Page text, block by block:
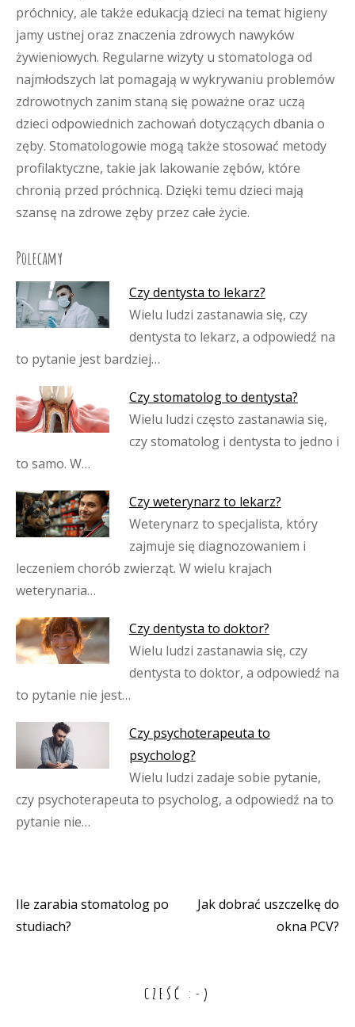
próchnicy, ale także edukacją dzieci na temat higieny
jamy ustnej oraz znaczenia zdrowych nawyków
żywieniowych. Regularne wizyty u stomatologa od
najmłodszych lat pomagają w wykrywaniu problemów
zdrowotnych zanim staną się poważne oraz uczą
dzieci odpowiednich zachowań dotyczących dbania o
zęby. Stomatologowie mogą także stosować metody
profilaktyczne, takie jak lakowanie zębów, które
chronią przed próchnicą. Dzięki temu dzieci mają
szansę na zdrowe zęby przez całe życie.
Polecamy
Czy dentysta to lekarz?
Wielu ludzi zastanawia się, czy
dentysta to lekarz, a odpowiedź na
to pytanie jest bardziej…
Czy stomatolog to dentysta?
Wielu ludzi często zastanawia się,
czy stomatolog i dentysta to jedno i
to samo. W…
Czy weterynarz to lekarz?
Weterynarz to specjalista, który
zajmuje się diagnozowaniem i
leczeniem chorób zwierząt. W wielu krajach
weterynaria…
Czy dentysta to doktor?
Wielu ludzi zastanawia się, czy
dentysta to doktor, a odpowiedź na
to pytanie nie jest…
Czy psychoterapeuta to
psycholog?
Wielu ludzi zadaje sobie pytanie,
czy psychoterapeuta to psycholog, a odpowiedź na to
pytanie nie…
Nawigacja
Ile zarabia stomatolog po
studiach?
Jak dobrać uszczelkę do
okna PCV?
CZEŚĆ :-)